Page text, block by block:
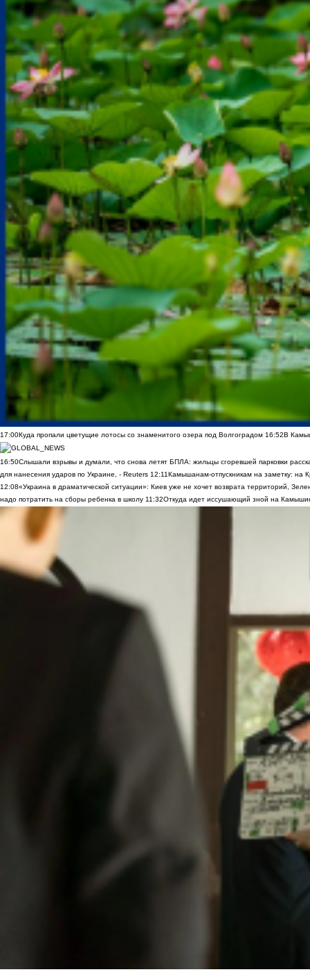
17:00Куда пропали цветущие лотосы со знаменитого озера под Волгоградом 16:52В
16:50Слышали взрывы и думали, что снова летят БПЛА: жильцы сгоревшей парковки
для нанесения ударов по Украине, - Reuters 12:11Камышанам-отпускникам на заметку: на
12:08«Украина в драматической ситуации»: Киев уже не хочет возврата территорий,
надо потратить на сборы ребенка в школу 11:32Откуда идет иссушающий зной на